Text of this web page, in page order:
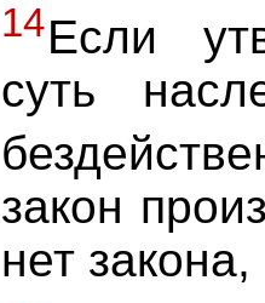
14Если
суть
закон
нет